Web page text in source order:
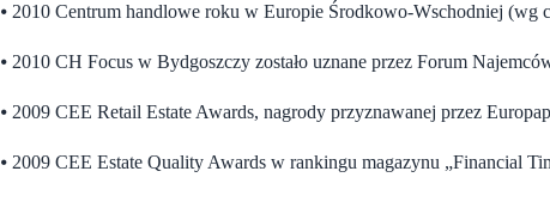
⦁ 2010 Centrum handlowe roku w Europie Środkowo-Wschodniej (wg
⦁ 2010 CH Focus w Bydgoszczy zostało uznane przez Forum
⦁ 2009 CEE Retail Estate Awards, nagrody przyznawanej przez
⦁ 2009 CEE Estate Quality Awards w rankingu magazynu „Financial